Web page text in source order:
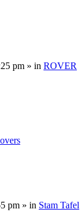
pm » in ROVER
pm » in Stam Tafel